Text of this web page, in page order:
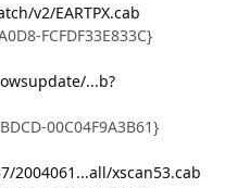
v2/EARTPX.cab
FCFDF33E833C}
...b?
00C04F9A3B61}
2004061...all/xscan53.cab